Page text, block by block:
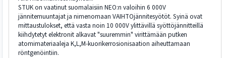
STUK on vaatinut suomalaisiin NEO:n valoihin 6 000V
jännitemuuntajat ja nimenomaan VAIHTOjännitesyötöt. Syinä ovat
mittaustulokset, että vasta noin 10 000V ylittävillä syöttöjännitteillä
kiihdytetyt elektronit alkavat "suuremmin" virittämään putken
atomimateriaaleja K,L,M-kuorikerrosionisaation aiheuttamaan
röntgenöintiin.